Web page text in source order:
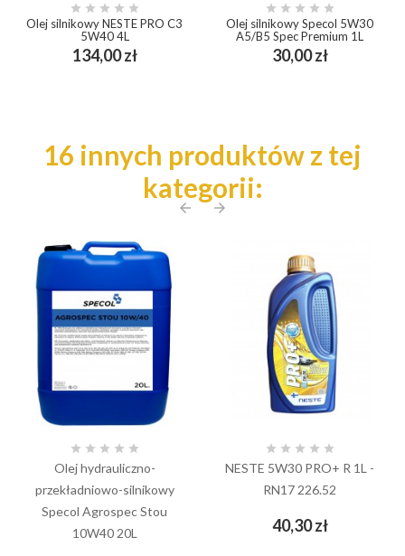
    
Olej silnikowy NESTE PRO C3
5W40 4L
134,00 złCena
    
Olej silnikowy Specol 5W30
A5/B5 Spec Premium 1L
30,00 złCena
16 innych produktów z tej
kategorii:
arrow_back arrow_forward
    
Olej hydrauliczno-
przekładniowo-silnikowy
Specol Agrospec Stou
10W40 20L
    
NESTE 5W30 PRO+ R 1L -
RN17 226.52
40,30 złCena